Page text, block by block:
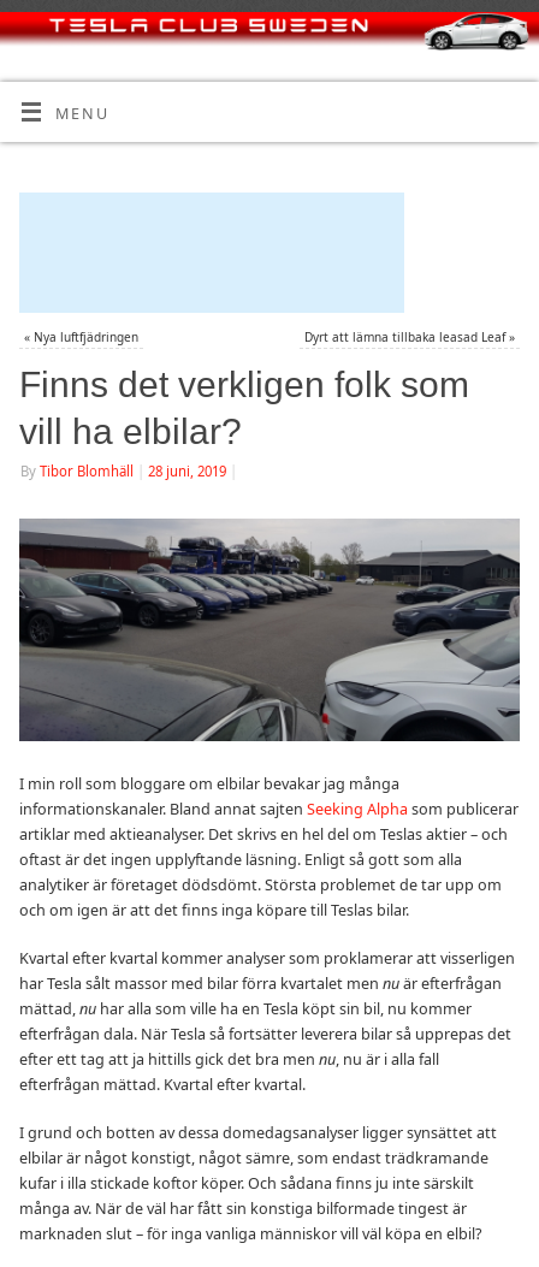
MENU
« Nya luftfjädringen Dyrt att lämna tillbaka leasad Leaf»
Finns det verkligen folk som
vill ha elbilar?
By Tibor Blomhäll 28 juni, 2019
I min roll som bloggare om elbilar bevakar jag många
informationskanaler. Bland annat sajten Seeking Alpha som publicerar
artiklar med aktieanalyser. Det skrivs en hel del om Teslas aktier – och
oftast är det ingen upplyftande läsning. Enligt så gott som alla
analytiker är företaget dödsdömt. Största problemet de tar upp om
och om igen är att det finns inga köpare till Teslas bilar.
Kvartal efter kvartal kommer analyser som proklamerar att visserligen
har Tesla sålt massor med bilar förra kvartalet men nuär efterfrågan
mättad,nu har alla som ville ha en Tesla köpt sin bil, nu kommer
efterfrågan dala. När Tesla så fortsätter leverera bilar så upprepas det
efter ett tag att ja hittills gick det bra men nu, nu är i alla fall
efterfrågan mättad. Kvartal efter kvartal.
I grund och botten av dessa domedagsanalyser ligger synsättet att
elbilar är något konstigt, något sämre, som endast trädkramande
kufar i illa stickade koftor köper. Och sådana finns ju inte särskilt
många av. När de väl har fått sin konstiga bilformade tingest är
marknaden slut – för inga vanliga människor vill väl köpa en elbil?